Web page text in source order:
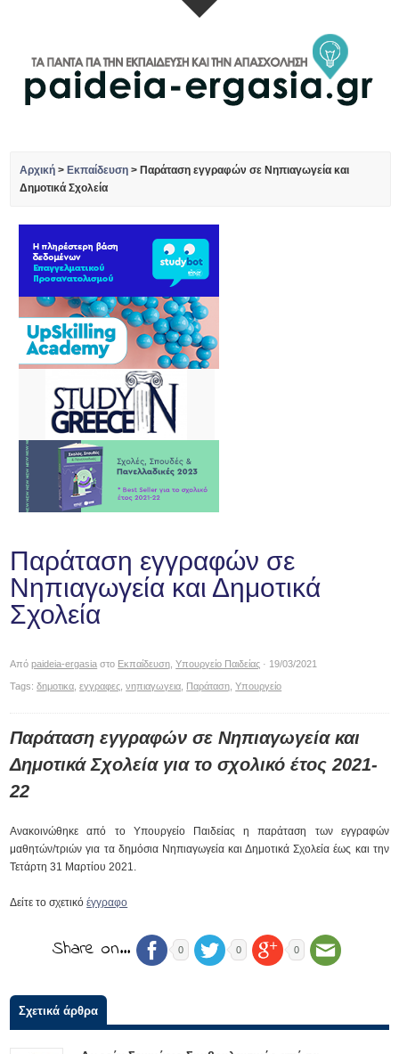
Αρχική > Εκπαίδευση > Παράταση εγγραφών σε Νηπιαγωγεία και
Δημοτικά Σχολεία
Παράταση εγγραφών σε
Νηπιαγωγεία και Δημοτικά
Σχολεία
Απόpaideia-ergasia στο Εκπαίδευση ,Υπουργείο Παιδείας · 19/03/2021
Tags:δημοτικα ,εγγραφες ,νηπιαγωγεια Παράταση ,Υπουργείο
Παράταση εγγραφών σε Νηπιαγωγεία και
Δημοτικά Σχολεία για το σχολικό έτος 2021-
22
Ανακοινώθηκε από το Υπουργείο Παιδείας η παράταση των εγγραφών
μαθητών/τριών για τα δημόσια Νηπιαγωγεία και Δημοτικά Σχολεία έως και την
Τετάρτη 31 Μαρτίου 2021.
Δείτε το σχετικόέγγραφο
Share on… 0 0 0
Σχετικά άρθρα